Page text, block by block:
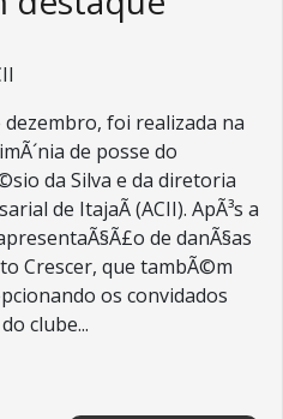
foi realizada na
de posse do
da Silva e da diretoria
de ItajaÃ­ (ACII). ApÃ³s a
de danÃ§as
Crescer, que tambÃ©m
os convidados
clube...